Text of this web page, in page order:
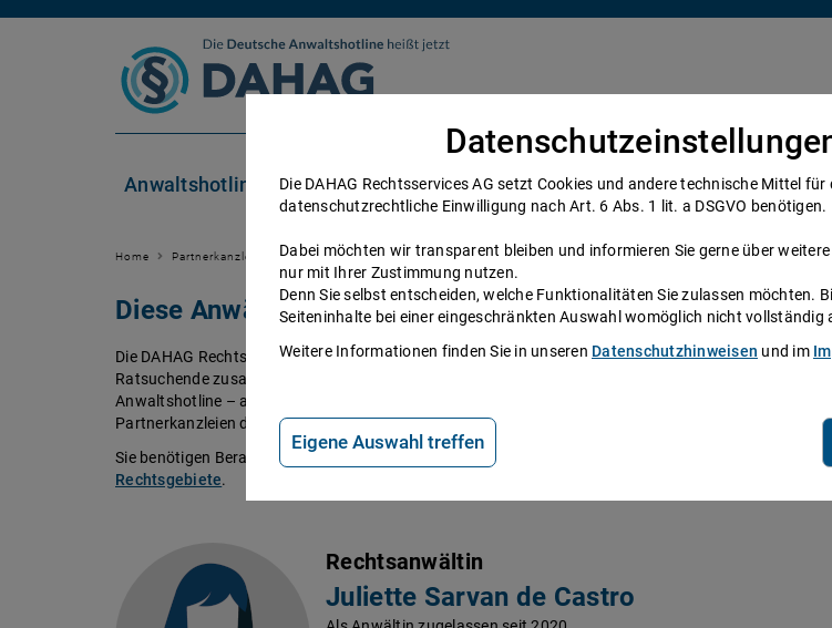
Anwaltshotline Rechtsgebiete Über uns Anwälte
Home Partnerkanzleien
Diese Anwälte beraten Sie gerne
Die DAHAG Rechtsservices AG stellt ein technisches System zur Verfügung, das Anwälte und
Ratsuchende zusammen bringt. Über 350 Partnerkanzleien aus ganz Deutschland beraten Sie über die
Anwaltshotline – an 365 Tagen im Jahr. Während ihrer Telefonzeiten erreichen Sie die
Partnerkanzleien der DAHAG Rechtsservices AG über ihre persönliche Durchwahl.
Sie benötigen Beratung in einem bestimmten Rechtsgebiet? Dann finden Sie alle Nummern hier:
Rechtsgebiete.
Rechtsanwältin
Juliette Sarvan de Castro
Die DAHAG Rechtsservices AG setzt Cookies und andere technische Mittel
datenschutzrechtliche Einwilligung nach Art. 6 Abs. 1 lit. a DSGVO benötigen.
Dabei möchten wir transparent bleiben und informieren Sie gerne über
nur mit Ihrer Zustimmung nutzen.
Denn Sie selbst entscheiden, welche Funktionalitäten Sie zulassen möchten.
Seiteninhalte bei einer eingeschränkten Auswahl womöglich nicht vollständig
Weitere Informationen finden Sie in unseren Datenschutzhinweisen und im
Eigene Auswahl treffen